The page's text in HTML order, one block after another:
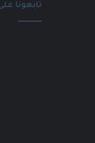
تابعونا